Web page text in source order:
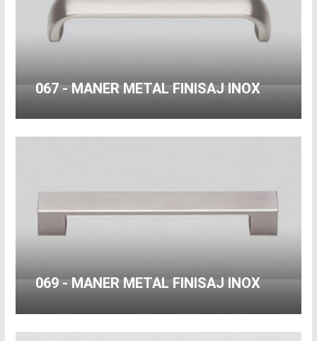
067 - MANER METAL FINISAJ INOX
069 - MANER METAL FINISAJ INOX